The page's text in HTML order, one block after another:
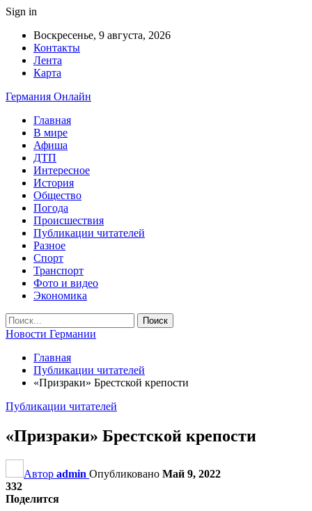
Sign in
Воскресенье, 9 августа, 2026
Контакты
Лента
Карта
Германия Онлайн
Главная
В мире
Афиша
ДТП
Интересное
История
Общество
Погода
Происшествия
Публикации читателей
Разное
Спорт
Транспорт
Фото и видео
Экономика
Новости Германии
Главная
Публикации читателей
«Призраки» Брестской крепости
Публикации читателей
«Призраки» Брестской крепости
Автор admin Опубликовано Май 9, 2022
332
Поделится